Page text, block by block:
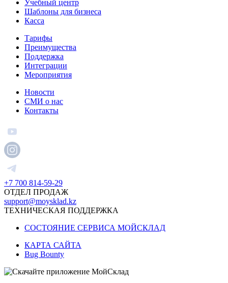
Учебный центр
Шаблоны для бизнеса
Касса
Тарифы
Преимущества
Поддержка
Интеграции
Мероприятия
Новости
СМИ о нас
Контакты
+7 700 814-59-29
ОТДЕЛ ПРОДАЖ
support@moysklad.kz
ТЕХНИЧЕСКАЯ ПОДДЕРЖКА
СОСТОЯНИЕ СЕРВИСА МОЙСКЛАД
КАРТА САЙТА
Bug Bounty